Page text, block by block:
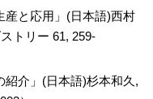
産と応用」(日本語)西村
トリー 61, 259-
紹介」(日本語)杉本和久,